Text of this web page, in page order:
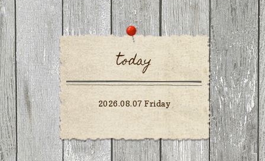
today
2026.08.07 Friday